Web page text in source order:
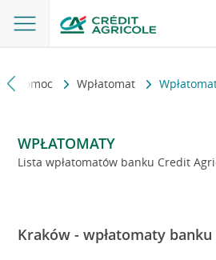
i pomoc Wpłatomat
WPŁATOMATY
Lista wpłatomatów banku Credit
Kraków - wpłatomaty